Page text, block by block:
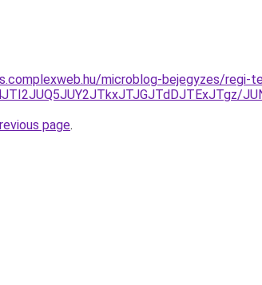
microblog-bejegyzes/
page.